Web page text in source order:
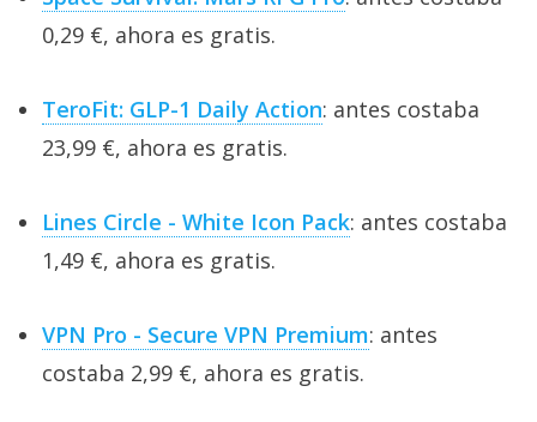
0,29 €, ahora es gratis.
TeroFit: GLP-1 Daily Action: antes costaba
23,99 €, ahora es gratis.
Lines Circle - White Icon Pack: antes costaba
1,49 €, ahora es gratis.
VPN Pro - Secure VPN Premium: antes
costaba 2,99 €, ahora es gratis.